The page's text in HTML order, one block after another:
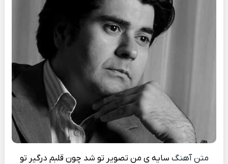
متن آهنگ سایه ی من تصویر تو شد چون قلبم درگیر تو